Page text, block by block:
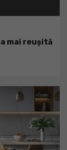
mai reușită